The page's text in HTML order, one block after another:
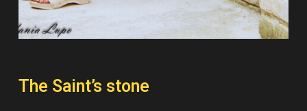
The Saint’s stone